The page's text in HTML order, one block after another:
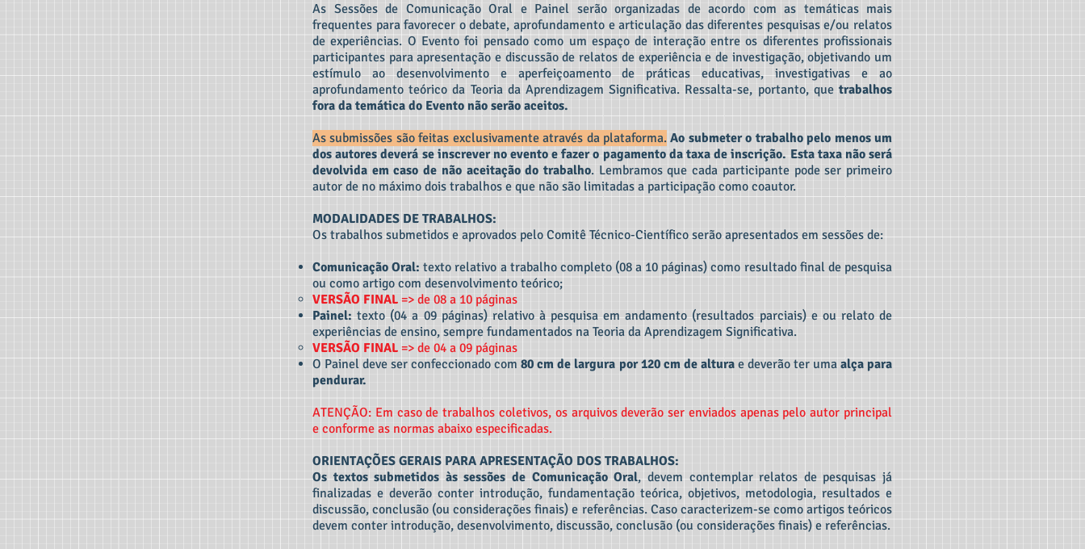
As Sessões de Comunicação Oral e Painel serão organizadas de acordo com as temáticas mais
frequentes para favorecer o debate, aprofundamento e articulação das diferentes pesquisas e/ou relatos
de experiências. O Evento foi pensado como um espaço de interação entre os diferentes profissionais
participantes para apresentação e discussão de relatos de experiência e de investigação, objetivando um
estímulo ao desenvolvimento e aperfeiçoamento de práticas educativas, investigativas e ao
aprofundamento teórico da Teoria da Aprendizagem Significativa. Ressalta-se, portanto, que trabalhos
fora da temática do Evento não serão aceitos.
As submissões são feitas exclusivamente através da plataforma. Ao submeter o trabalho pelo menos um
dos autores deverá se inscrever no evento e fazer o pagamento da taxa de inscrição. Esta taxa não será
devolvida em caso de não aceitação do trabalho. Lembramos que cada participante pode ser primeiro
autor de no máximo dois trabalhos e que não são limitadas a participação como coautor.
MODALIDADES DE TRABALHOS:
Os trabalhos submetidos e aprovados pelo Comitê Técnico-Científico serão apresentados em sessões de:
Comunicação Oral: texto relativo a trabalho completo (08 a 10 páginas) como resultado final de pesquisa
ou como artigo com desenvolvimento teórico;
VERSÃO FINAL => de 08 a 10 páginas
Painel:texto (04 a 09 páginas) relativo à pesquisa em andamento (resultados parciais) e ou relato de
experiências de ensino, sempre fundamentados na Teoria da Aprendizagem Significativa.
VERSÃO FINAL => de 04 a 09 páginas
O Painel deve ser confeccionado com80 cm de largura por 120 cm de alturae deverão ter uma alça para
pendurar.
ATENÇÃO: Em caso de trabalhos coletivos, os arquivos deverão ser enviados apenas pelo autor principal
e conforme as normas abaixo especificadas.
ORIENTAÇÕES GERAIS PARA APRESENTAÇÃO DOS TRABALHOS:
Os textos submetidos às sessões de Comunicação Oral, devem contemplar relatos de pesquisas já
finalizadas e deverão conter introdução, fundamentação teórica, objetivos, metodologia, resultados e
discussão, conclusão (ou considerações finais) e referências. Caso caracterizem-se como artigos teóricos
devem conter introdução, desenvolvimento, discussão, conclusão (ou considerações finais) e referências.